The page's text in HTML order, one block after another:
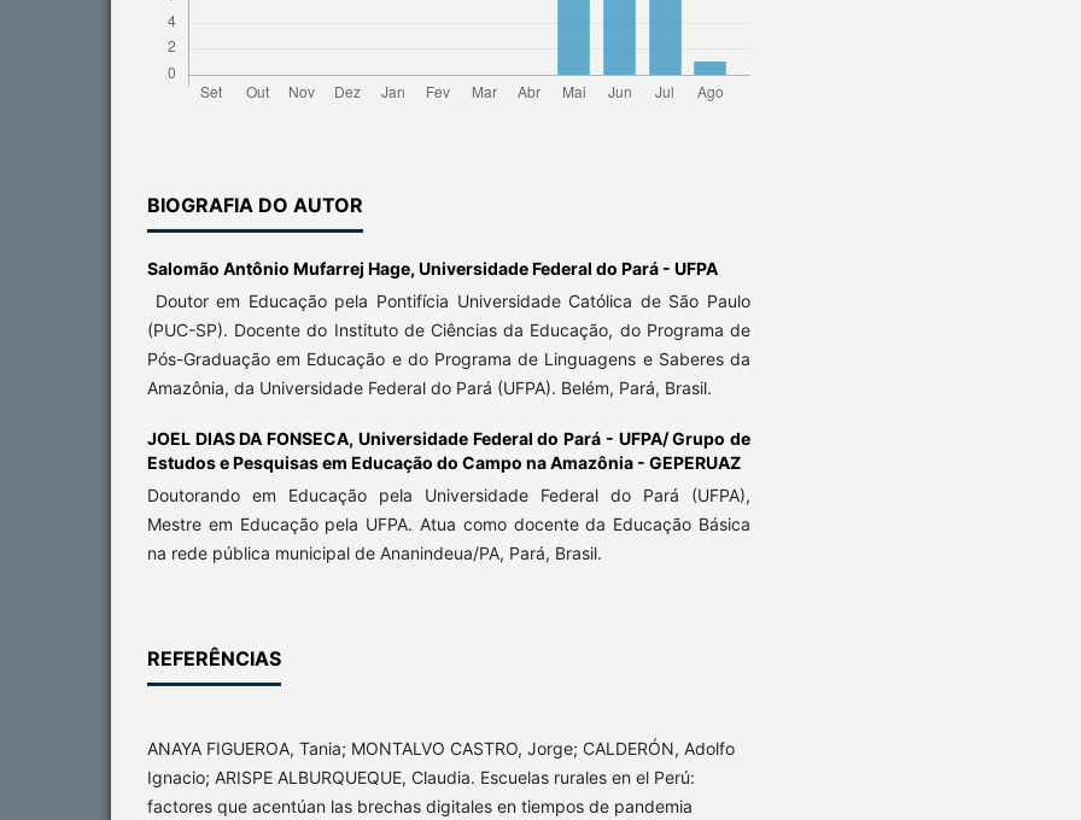
BIOGRAFIA DO AUTOR
Salomão Antônio Mufarrej Hage, Universidade Federal do Pará - UFPA
Doutor em Educação pela Pontifícia Universidade Católica de São Paulo
(PUC-SP). Docente do Instituto de Ciências da Educação, do Programa de
Pós-Graduação em Educação e do Programa de Linguagens e Saberes da
Amazônia, da Universidade Federal do Pará (UFPA). Belém, Pará, Brasil.
JOEL DIAS DA FONSECA, Universidade Federal do Pará - UFPA/ Grupo de
Estudos e Pesquisas em Educação do Campo na Amazônia - GEPERUAZ
Doutorando em Educação pela Universidade Federal do Pará (UFPA),
Mestre em Educação pela UFPA. Atua como docente da Educação Básica
na rede pública municipal de Ananindeua/PA, Pará, Brasil.
REFERÊNCIAS
ANAYA FIGUEROA, Tania; MONTALVO CASTRO, Jorge; CALDERÓN, Adolfo
Ignacio; ARISPE ALBURQUEQUE, Claudia. Escuelas rurales en el Perú:
factores que acentúan las brechas digitales en tiempos de pandemia